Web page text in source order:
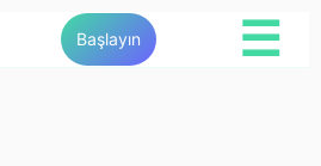
Başlayın ☰